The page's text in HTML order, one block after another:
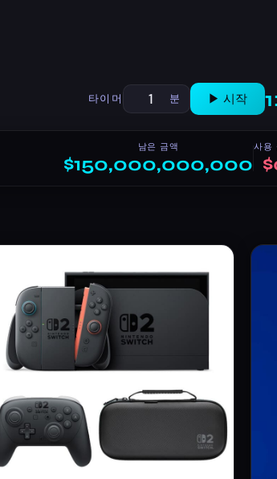
타이머 분 ▶ 시작
남은 금액
$150,000,000,000
사용